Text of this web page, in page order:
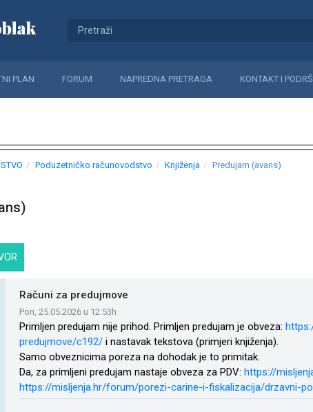
PLAN FORUM NAPREDNA PRETRAGA KONTAKT I
Poduzetničko računovodstvo Knjiženja Predujam (avans)
Računi za predujmove
Pon, 25.05.2026 u 12:53h
Primljen predujam nije prihod. Primljen predujam je obveza:
predujmove/c192/ i nastavak tekstova (primjeri knjiženja).
Samo obveznicima poreza na dohodak je to primitak.
Da, za primljeni predujam nastaje obveza za PDV: https://
https://misljenja.hr/forum/porezi-carine-i-fiskalizacija/drzavni-